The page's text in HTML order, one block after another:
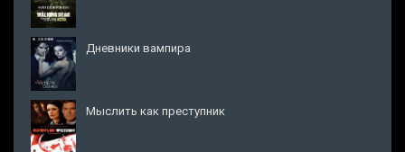
Дневники вампира
Мыслить как преступник